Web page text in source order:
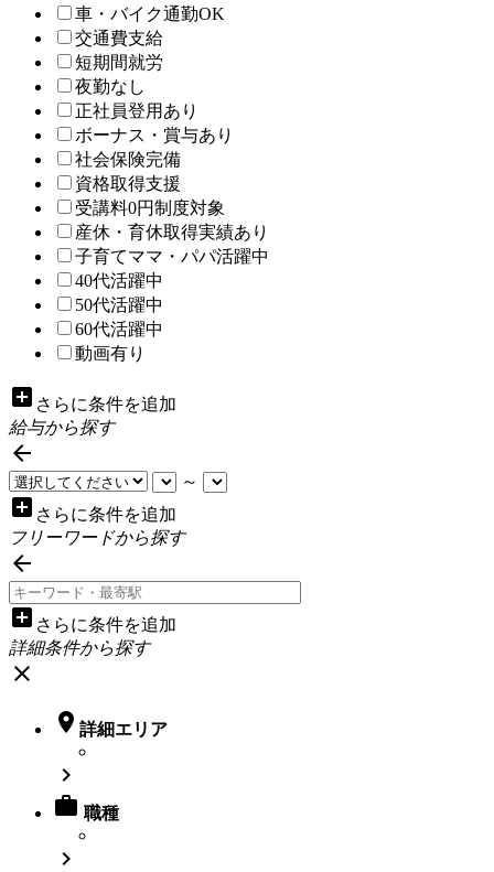
車・バイク通勤OK
交通費支給
短期間就労
夜勤なし
正社員登用あり
ボーナス・賞与あり
社会保険完備
資格取得支援
受講料0円制度対象
産休・育休取得実績あり
子育てママ・パパ活躍中
40代活躍中
50代活躍中
60代活躍中
動画有り
add_box さらに条件を追加
給与から探す

～
add_box さらに条件を追加
フリーワードから探す

add_box さらに条件を追加
詳細条件から探す
close
 詳細エリア

 職種
